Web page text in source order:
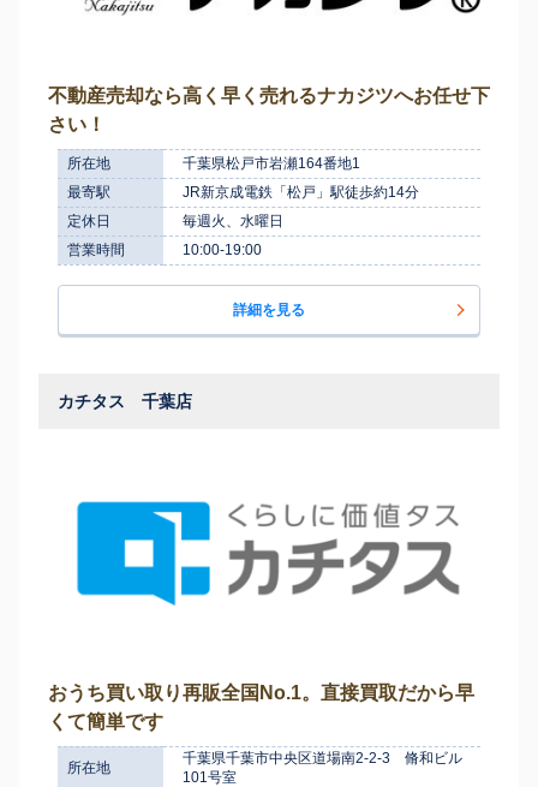
不動産売却なら高く早く売れるナカジツへお任せ下
さい！
所在地
千葉県松戸市岩瀬164番地1
最寄駅
JR新京成電鉄「松戸」駅徒歩約14分
定休日
毎週火、水曜日
営業時間
10:00-19:00
詳細を見る
カチタス 千葉店
おうち買い取り再販全国No.1。直接買取だから早
くて簡単です
所在地
千葉県千葉市中央区道場南2-2-3 脩和ビル
101号室